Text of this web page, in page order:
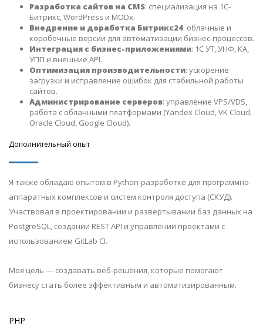
Разработка сайтов на CMS: специализация на 1С-
Битрикс, WordPress и MODx.
Внедрение и доработка Битрикс24: облачные и
коробочные версии для автоматизации бизнес-процессов.
Интеграция с бизнес-приложениями: 1С УТ, УНФ, КА,
УПП и внешние API.
Оптимизация производительности: ускорение
загрузки и исправление ошибок для стабильной работы
сайтов.
Администрирование серверов: управление VPS/VDS,
работа с облачными платформами (Yandex Cloud, VK Cloud,
Oracle Cloud, Google Cloud).
Дополнительный опыт
Я также обладаю опытом в Python-разработке для программно-
аппаратных комплексов и систем контроля доступа (СКУД).
Участвовал в проектировании и развертывании баз данных на
PostgreSQL, создании REST API и управлении проектами с
использованием GitLab CI.
Моя цель — создавать веб-решения, которые помогают
бизнесу стать более эффективным и автоматизированным.
PHP